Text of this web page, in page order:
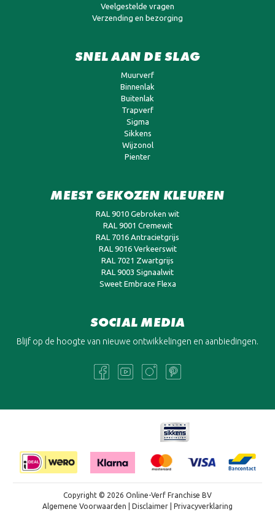
Veelgestelde vragen
Verzending en bezorging
SNEL AAN DE SLAG
Muurverf
Binnenlak
Buitenlak
Trapverf
Sigma
Sikkens
Wijzonol
Pienter
MEEST GEKOZEN KLEUREN
RAL 9010 Gebroken wit
RAL 9001 Cremewit
RAL 7016 Antracietgrijs
RAL 9016 Verkeerswit
RAL 7021 Zwartgrijs
RAL 9003 Signaalwit
Sweet Embrace Flexa
SOCIAL MEDIA
Blijf op de hoogte van nieuwe ontwikkelingen en aanbiedingen.
Copyright © 2026 Online-Verf Franchise BV
Algemene Voorwaarden
Disclaimer Privacyverklaring